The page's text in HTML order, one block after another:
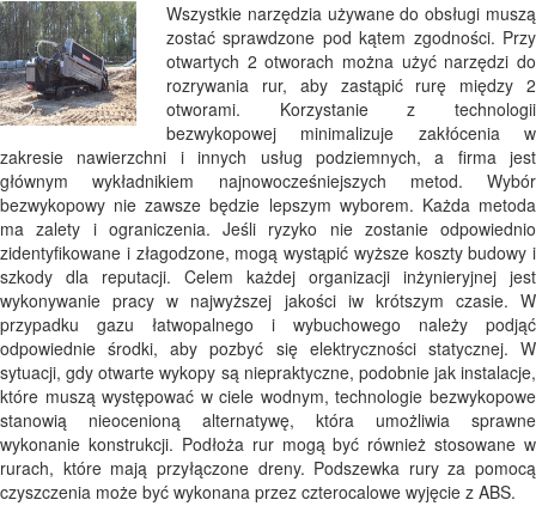
Wszystkie narzędzia używane do obsługi muszą
zostać sprawdzone pod kątem zgodności. Przy
otwartych 2 otworach można użyć narzędzi do
rozrywania rur, aby zastąpić rurę między 2
otworami. Korzystanie z technologii
bezwykopowej minimalizuje zakłócenia w
zakresie nawierzchni i innych usług podziemnych, a firma jest
głównym wykładnikiem najnowocześniejszych metod. Wybór
bezwykopowy nie zawsze będzie lepszym wyborem. Każda metoda
ma zalety i ograniczenia. Jeśli ryzyko nie zostanie odpowiednio
zidentyfikowane i złagodzone, mogą wystąpić wyższe koszty budowy i
szkody dla reputacji. Celem każdej organizacji inżynieryjnej jest
wykonywanie pracy w najwyższej jakości iw krótszym czasie. W
przypadku gazu łatwopalnego i wybuchowego należy podjąć
odpowiednie środki, aby pozbyć się elektryczności statycznej. W
sytuacji, gdy otwarte wykopy są niepraktyczne, podobnie jak instalacje,
które muszą występować w ciele wodnym, technologie bezwykopowe
stanowią nieocenioną alternatywę, która umożliwia sprawne
wykonanie konstrukcji. Podłoża rur mogą być również stosowane w
rurach, które mają przyłączone dreny. Podszewka rury za pomocą
czyszczenia może być wykonana przez czterocalowe wyjęcie z ABS.